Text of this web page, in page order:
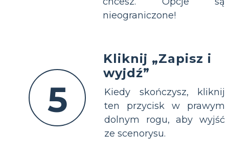
nieograniczone!
5
Kliknij „Zapisz i
wyjdź”
Kiedy skończysz, kliknij
ten przycisk w prawym
dolnym rogu, aby wyjść
ze scenorysu.